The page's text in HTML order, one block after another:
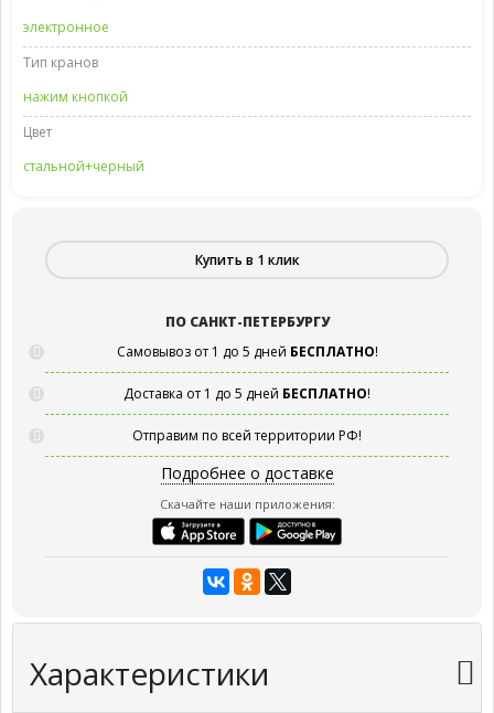
электронное
Тип кранов
нажим кнопкой
Цвет
стальной+черный
Купить в 1 клик
ПО САНКТ-ПЕТЕРБУРГУ
Самовывоз от 1 до 5 дней БЕСПЛАТНО!
Доставка от 1 до 5 дней БЕСПЛАТНО!
Отправим по всей территории РФ!
Подробнее о доставке
Скачайте наши приложения:
Характеристики